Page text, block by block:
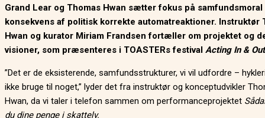
Grand Lear og Thomas Hwan sætter fokus på samfundsmoral
konsekvens af politisk korrekte automatreaktioner. Instruktør
Hwan og kurator Miriam Frandsen fortæller om projektet og
visioner, som præsenteres i TOASTERs festival Acting In &
”Det er de eksisterende, samfundsstrukturer, vi vil udfordre –
ikke bruge til noget,” lyder det fra instruktør og konceptudvikler
Hwan, da vi taler i telefon sammen om performanceprojektet
du dine penge i skattely.